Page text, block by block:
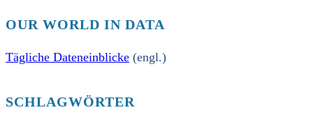
OUR WORLD IN DATA
Tägliche Dateneinblicke (engl.)
SCHLAGWÖRTER